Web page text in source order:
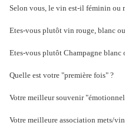
Selon vous, le vin est-il féminin ou
Etes-vous plutôt vin rouge, blanc
Etes-vous plutôt Champagne blanc
Quelle est votre "première fois" ?
Votre meilleur souvenir
Votre meilleure association mets/